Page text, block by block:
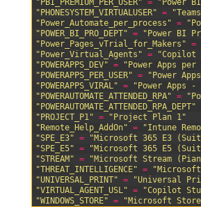
"PBI_PREMIUM_PER_USER" =
"Power
"PHONESYSTEM_VIRTUALUSER" =
"Power_Automate_per_process" =
"POWER_BI_PRO_DEPT" =
"Power BI
"Power_Pages_vTrial_for_Makers" =
"Power_Virtual_Agents" =
"Copilot
"POWERAPPS_DEV" =
"Power Apps
"POWERAPPS_PER_USER" =
"Power
"POWERAPPS_VIRAL" =
"Power Apps
"POWERAUTOMATE_ATTENDED_RPA" =
"POWERAUTOMATE_ATTENDED_RPA_DEPT"
"PROJECT_P1" =
"Project Plan 1"
"Remote_Help_AddOn" =
"Intune
"SPE_E3" =
"Microsoft 365 E3
"SPE_E5" =
"Microsoft 365 E5
"STREAM" =
"Microsoft Stream
"THREAT_INTELLIGENCE" =
"UNIVERSAL_PRINT" =
"Universal
"VIRTUAL_AGENT_USL" =
"Copilot
"WINDOWS_STORE" = "Microsoft